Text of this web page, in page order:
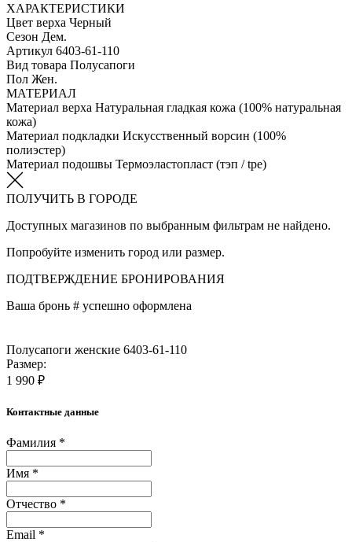
ХАРАКТЕРИСТИКИ
Цвет верха Черный
Сезон Дем.
Артикул 6403-61-110
Вид товара Полусапоги
Пол Жен.
МАТЕРИАЛ
Материал верха Натуральная гладкая кожа (100% натуральная
кожа)
Материал подкладки Искусственный ворсин (100%
полиэстер)
Материал подошвы Термоэластопласт (тэп / tpe)
ПОЛУЧИТЬ В ГОРОДЕ
Доступных магазинов по выбранным фильтрам не найдено.
Попробуйте изменить город или размер.
ПОДТВЕРЖДЕНИЕ БРОНИРОВАНИЯ
Ваша бронь # успешно оформлена
Полусапоги женские 6403-61-110
Размер:
1 990 ₽
Контактные данные
Фамилия *
Имя *
Отчество *
Email *